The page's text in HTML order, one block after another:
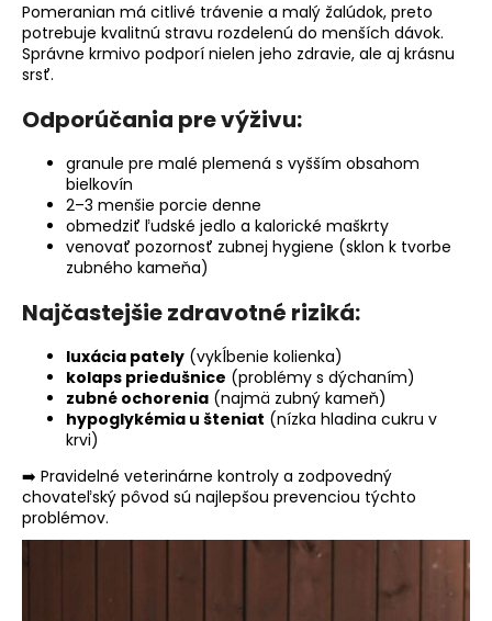
Pomeranian má citlivé trávenie a malý žalúdok, preto
potrebuje kvalitnú stravu rozdelenú do menších dávok.
Správne krmivo podporí nielen jeho zdravie, ale aj krásnu
srsť.
Odporúčania pre výživu:
granule pre malé plemená s vyšším obsahom
bielkovín
2–3 menšie porcie denne
obmedziť ľudské jedlo a kalorické maškrty
venovať pozornosť zubnej hygiene (sklon k tvorbe
zubného kameňa)
Najčastejšie zdravotné riziká:
luxácia pately (vykĺbenie kolienka)
kolaps priedušnice (problémy s dýchaním)
zubné ochorenia (najmä zubný kameň)
hypoglykémia u šteniat (nízka hladina cukru v
krvi)
➡️ Pravidelné veterinárne kontroly a zodpovedný
chovateľský pôvod sú najlepšou prevenciou týchto
problémov.